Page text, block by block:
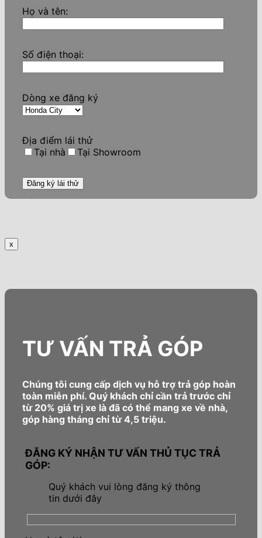
Họ và tên:
Số điện thoại:
Dòng xe đăng ký
Địa điểm lái thử
Tại nhà
Tại Showroom
x
TƯ VẤN TRẢ GÓP
Chúng tôi cung cấp dịch vụ hỗ trợ trả góp hoàn
toàn miễn phí. Quý khách chỉ cần trả trước chỉ
từ 20% giá trị xe là đã có thể mang xe về nhà,
góp hàng tháng chỉ từ 4,5 triệu.
ĐĂNG KÝ NHẬN TƯ VẤN THỦ TỤC TRẢ
GÓP:
Quý khách vui lòng đăng ký thông
tin dưới đây